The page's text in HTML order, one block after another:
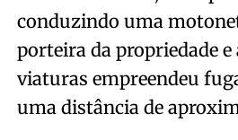
conduzindo uma
porteira da propriedade e
viaturas empreendeu
uma distância de